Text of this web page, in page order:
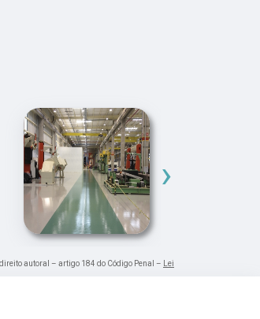
›
autoral – artigo 184 do Código Penal –
Lei